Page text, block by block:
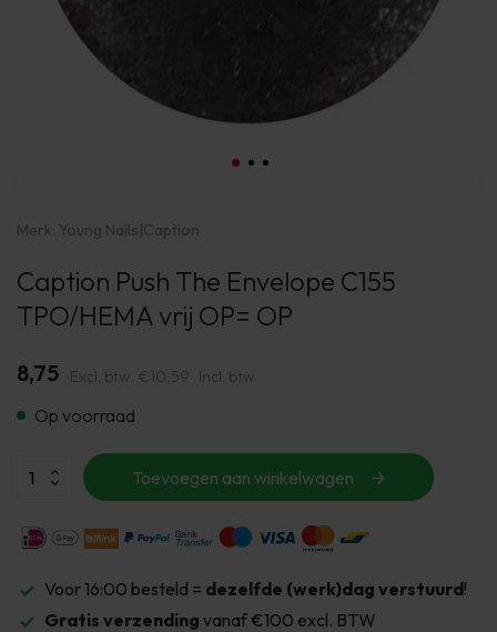
Merk: Young Nails|Caption
Caption Push The Envelope C155
TPO/HEMA vrij OP= OP
8,75 Excl. btw €10,59 Incl. btw
Op voorraad
Toevoegen aan winkelwagen
Voor 16:00 besteld = dezelfde (werk)dag verstuurd!
Gratis verzending vanaf €100 excl. BTW